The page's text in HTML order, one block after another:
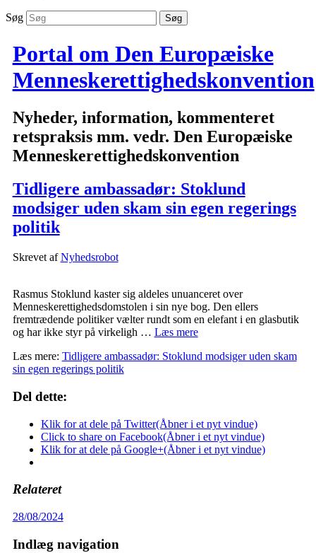
Søg
Portal om Den Europæiske
Menneskerettighedskonvention
Nyheder, information, kommenteret
retspraksis mm. vedr. Den Europæiske
Menneskerettighedskonvention
Tidligere ambassadør: Stoklund
modsiger uden skam sin egen regerings
politik
Skrevet afNyhedsrobot
Rasmus Stoklund kaster sig aldeles unuanceret over
Menneskerettighedsdomstolen i sin nye bog. Den ellers
fremtrædende politiker vælter rundt som en elefant i en glasbutik
og har ikke styr på virkeligh … Læs mere
Læs mere: Tidligere ambassadør: Stoklund modsiger uden skam
sin egen regerings politik
Del dette:
Klik for at dele på Twitter(Åbner i et nyt vindue)
Click to share on Facebook(Åbner i et nyt vindue)
Klik for at dele på Google+(Åbner i et nyt vindue)
Relateret
28/08/2024
Indlæg navigation